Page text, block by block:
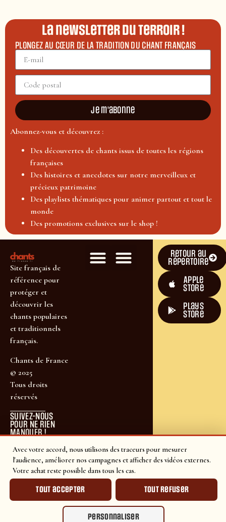
Avec votre accord, nous utilisons des traceurs pour mesurer
l'audience, améliorer nos campagnes et afficher des vidéos externes.
Votre achat reste possible dans tous les cas.
Tout accepter Tout refuser
Personnaliser
La newsletter du terroir !
PLONGEZ AU CŒUR DE LA TRADITION DU CHANT FRANÇAIS
Je m'abonne
Abonnez-vous et découvrez :
Des découvertes de chants issus de toutes les régions
françaises
Des histoires et anecdotes sur notre merveilleux et
précieux patrimoine
Des playlists thématiques pour animer partout et tout le
monde
Des promotions exclusives sur le shop !
Site français de
référence pour
protéger et
découvrir les
chants populaires
et traditionnels
français.
Chants de France
© 2025
Tous droits
réservés
SUIVEZ-NOUS
POUR NE RIEN
MANQUER !
Retour au
répertoire
Apple
Store
plays
store